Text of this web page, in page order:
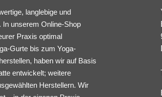
langlebige und
unserem Online-Shop
Praxis optimal
Gurte bis zum Yoga-
haben wir auf Basis
entwickelt; weitere
Herstellern. Wir